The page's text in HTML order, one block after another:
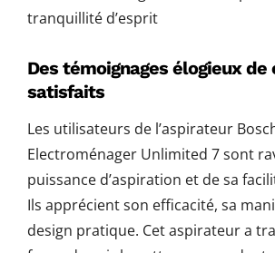
tranquillité d’esprit
Des témoignages élogieux de
satisfaits
Les utilisateurs de l’aspirateur
Electroménager Unlimited 7 sont
puissance d’aspiration et de sa
Ils apprécient son efficacité, sa
design pratique. Cet aspirateur a